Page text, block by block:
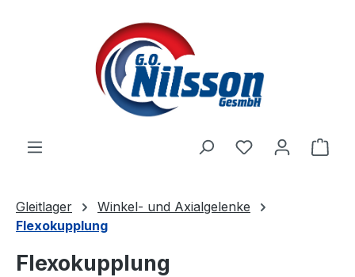
Zum Hauptinhalt springen
Gleitlager
Winkel- und Axialgelenke
Flexokupplung
Flexokupplung